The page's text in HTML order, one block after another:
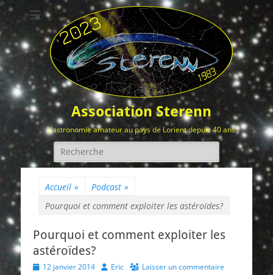
Association Sterenn
L'astronomie amateur au pays de Lorient depuis 40 ans !
Rechercher :
Accueil » Podcast »
Pourquoi et comment exploiter les astéroïdes?
Pourquoi et comment exploiter les
astéroïdes?
Posted12 janvier 2014 Author
Eric Laisser un commentaire